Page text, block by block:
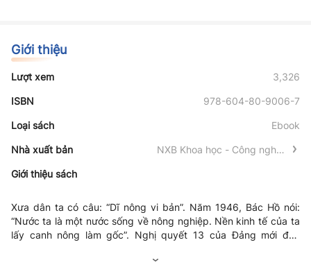
Giới thiệu
Lượt xem 3,326
ISBN 978-604-80-9006-7
Loại sách Ebook
Nhà xuất bản
NXB Khoa học - Công nghệ -
Giới thiệu sách
Xưa dân ta có câu: “Dĩ nông vi bản”. Năm 1946, Bác Hồ nói:
“Nước ta là một nước sống về nông nghiệp. Nền kinh tế của ta
lấy canh nông làm gốc”. Nghị quyết 13 của Đảng mới đây
xưa cho chí đời nay, nông nghiệp vẫn có một vai trò, vị trí đặc
phối hợp với GS.TS. Nguyễn Như Ý đã tuyển chọn, biên soạn